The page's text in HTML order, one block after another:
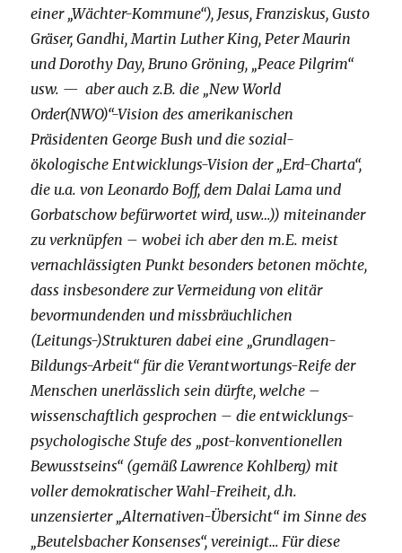
einer „Wächter-Kommune“), Jesus, Franziskus, Gusto
Gräser, Gandhi, Martin Luther King, Peter Maurin
und Dorothy Day, Bruno Gröning, „Peace Pilgrim“
usw. — aber auch z.B. die „New World
Order(NWO)“-Vision des amerikanischen
Präsidenten George Bush und die sozial-
ökologische Entwicklungs-Vision der „Erd-Charta“,
die u.a. von Leonardo Boff, dem Dalai Lama und
Gorbatschow befürwortet wird, usw…)) miteinander
zu verknüpfen – wobei ich aber den m.E. meist
vernachlässigten Punkt besonders betonen möchte,
dass insbesondere zur Vermeidung von elitär
bevormundenden und missbräuchlichen
(Leitungs-)Strukturen dabei eine „Grundlagen-
Bildungs-Arbeit“ für die Verantwortungs-Reife der
Menschen unerlässlich sein dürfte, welche –
wissenschaftlich gesprochen – die entwicklungs-
psychologische Stufe des „post-konventionellen
Bewusstseins“ (gemäß Lawrence Kohlberg) mit
voller demokratischer Wahl-Freiheit, d.h.
unzensierter „Alternativen-Übersicht“ im Sinne des
„Beutelsbacher Konsenses“, vereinigt… Für diese